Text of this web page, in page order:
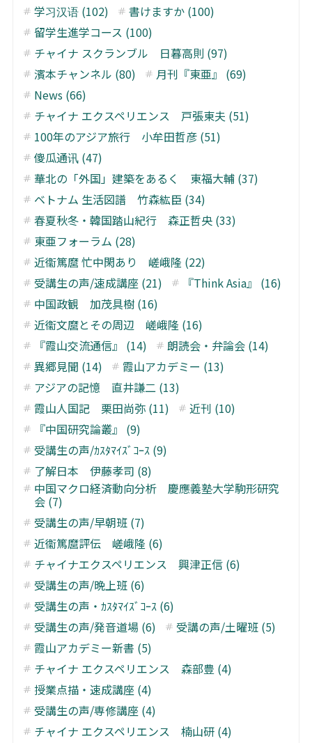
学习汉语 (102)
書けますか (100)
留学生進学コース (100)
チャイナ スクランブル 日暮高則 (97)
濱本チャンネル (80)
月刊『東亜』 (69)
News (66)
チャイナ エクスペリエンス 戸張東夫 (51)
100年のアジア旅行 小牟田哲彦 (51)
傻瓜通讯 (47)
華北の「外国」建築をあるく 東福大輔 (37)
ベトナム 生活図譜 竹森紘臣 (34)
春夏秋冬・韓国踏山紀行 森正哲央 (33)
東亜フォーラム (28)
近衞篤麿 忙中閑あり 嵯峨隆 (22)
受講生の声/速成講座 (21)
『Think Asia』 (16)
中国政観 加茂具樹 (16)
近衞文麿とその周辺 嵯峨隆 (16)
『霞山交流通信』 (14)
朗読会・弁論会 (14)
異郷見聞 (14)
霞山アカデミー (13)
アジアの記憶 直井謙二 (13)
霞山人国記 栗田尚弥 (11)
近刊 (10)
『中国研究論叢』 (9)
受講生の声/ｶｽﾀﾏｲｽﾞｺｰｽ (9)
了解日本 伊藤孝司 (8)
中国マクロ経済動向分析 慶應義塾大学駒形研究
会 (7)
受講生の声/早朝班 (7)
近衞篤麿評伝 嵯峨隆 (6)
チャイナエクスペリエンス 興津正信 (6)
受講生の声/晩上班 (6)
受講生の声・ｶｽﾀﾏｲｽﾞｺｰｽ (6)
受講生の声/発音道場 (6)
受講の声/土曜班 (5)
霞山アカデミー新書 (5)
チャイナ エクスペリエンス 森部豊 (4)
授業点描・速成講座 (4)
受講生の声/専修講座 (4)
チャイナ エクスペリエンス 楠山研 (4)